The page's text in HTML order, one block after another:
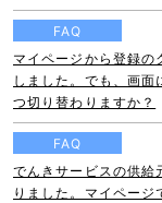
FAQ
マイページから登録の
しました。でも、画
つ切り替わりますか？
FAQ
でんきサービスの供給
りました。マイペー